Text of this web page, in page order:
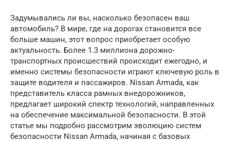
Задумывались ли вы, насколько безопасен ваш
автомобиль? В мире, где на дорогах становится все
больше машин, этот вопрос приобретает особую
актуальность. Более 1.3 миллиона дорожно-
транспортных происшествий происходит ежегодно, и
именно системы безопасности играют ключевую роль в
защите водителя и пассажиров. Nissan Armada, как
представитель класса рамных внедорожников,
предлагает широкий спектр технологий, направленных
на обеспечение максимальной безопасности. В этой
статье мы подробно рассмотрим эволюцию систем
безопасности Nissan Armada, начиная с базовых